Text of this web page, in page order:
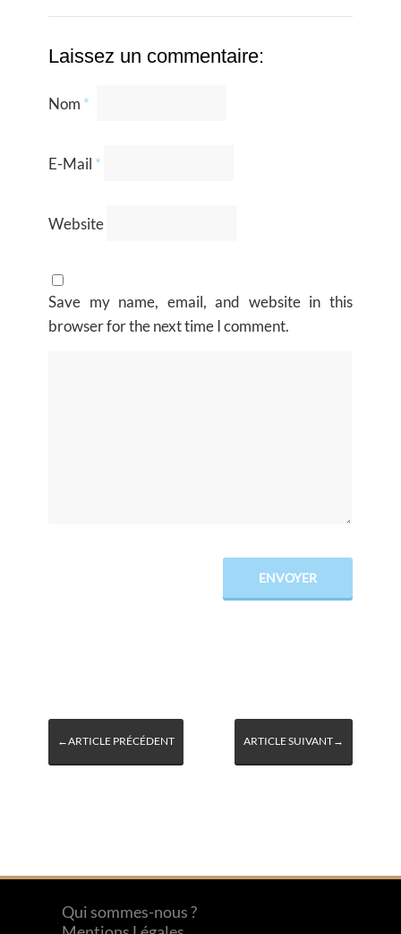
Laissez un commentaire:
Nom *
E-Mail *
Website
Save my name, email, and website in this
browser for the next time I comment.
←ARTICLE PRÉCÉDENT ARTICLE SUIVANT→
Qui sommes-nous ?